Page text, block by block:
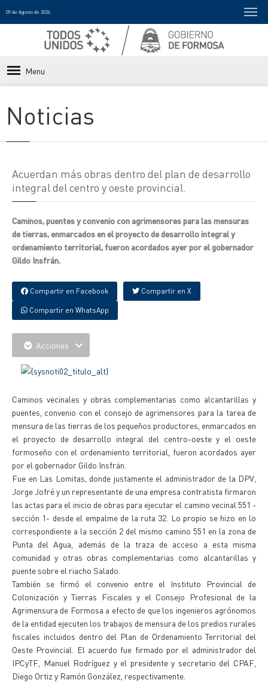
09 de Agosto de 2026
Menu
Noticias
Acuerdan más obras dentro del plan de desarrollo
integral del centro y oeste provincial.
Caminos, puentes y convenio con agrimensores para las mensuras
de tierras, enmarcados en el proyecto de desarrollo integral y
ordenamiento territorial, fueron acordados ayer por el gobernador
Gildo Insfrán.
Compartir en Facebook Compartir en X
Compartir en WhatsApp
Acciones
Caminos vecinales y obras complementarias como alcantarillas y
puentes, convenio con el consejo de agrimensores para la tarea de
mensura de las tierras de los pequeños productores, enmarcados en
el proyecto de desarrollo integral del centro-oeste y el oeste
formoseño con el ordenamiento territorial, fueron acordados ayer
por el gobernador Gildo Insfrán.
Fue en Las Lomitas, donde justamente el administrador de la DPV,
Jorge Jofré y un representante de una empresa contratista firmaron
las actas para el inicio de obras para ejecutar el camino vecinal 551 -
sección 1- desde el empalme de la ruta 32. Lo propio se hizo en lo
correspondiente a la sección 2 del mismo camino 551 en la zona de
Punta del Agua, además de la traza de acceso a esta misma
comunidad y otras obras complementarias como alcantarillas y
puente sobre el riacho Salado.
También se firmó el convenio entre el Instituto Provincial de
Colonización y Tierras Fiscales y el Consejo Profesional de la
Agrimensura de Formosa a efecto de que los ingenieros agrónomos
de la entidad ejecuten los trabajos de mensura de los predios rurales
fiscales incluidos dentro del Plan de Ordenamiento Territorial del
Oeste Provincial. El acuerdo fue firmado por el administrador del
IPCyTF, Manuel Rodríguez y el presidente y secretario del CPAF,
Diego Ortiz y Ramón González, respectivamente.